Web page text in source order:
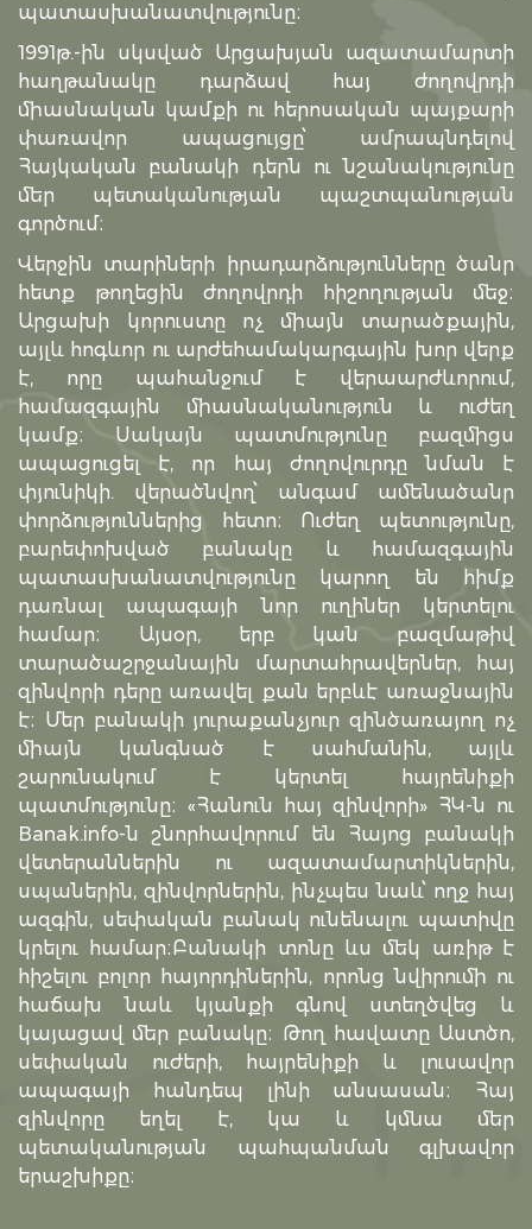
պատասխանատվությունը։
1991թ.-ին սկսված Արցախյան ազատամարտի
հաղթանակը դարձավ հայ ժողովրդի
միասնական կամքի ու հերոսական պայքարի
փառավոր ապացույցը՝ ամրապնդելով
Հայկական բանակի դերն ու նշանակությունը
մեր պետականության պաշտպանության
գործում։
Վերջին տարիների իրադարձությունները ծանր
հետք թողեցին ժողովրդի հիշողության մեջ։
Արցախի կորուստը ոչ միայն տարածքային,
այլև հոգևոր ու արժեհամակարգային խոր վերք
է, որը պահանջում է վերաարժևորում,
համազգային միասնականություն և ուժեղ
կամք։ Սակայն պատմությունը բազմիցս
ապացուցել է, որ հայ ժողովուրդը նման է
փյունիկի. վերածնվող՝ անգամ ամենածանր
փորձություններից հետո։ Ուժեղ պետությունը,
բարեփոխված բանակը և համազգային
պատասխանատվությունը կարող են հիմք
դառնալ ապագայի նոր ուղիներ կերտելու
համար։ Այսօր, երբ կան բազմաթիվ
տարածաշրջանային մարտահրավերներ, հայ
զինվորի դերը առավել քան երբևէ առաջնային
է։ Մեր բանակի յուրաքանչյուր զինծառայող ոչ
միայն կանգնած է սահմանին, այլև
շարունակում է կերտել հայրենիքի
պատմությունը։ «Հանուն հայ զինվորի» ՀԿ-ն ու
Banak.info-ն շնորհավորում են Հայոց բանակի
վետերաններին ու ազատամարտիկներին,
սպաներին, զինվորներին, ինչպես նաև՝ ողջ հայ
ազգին, սեփական բանակ ունենալու պատիվը
կրելու համար։Բանակի տոնը ևս մեկ առիթ է
հիշելու բոլոր հայորդիներին, որոնց նվիրումի ու
հաճախ նաև կյանքի գնով ստեղծվեց և
կայացավ մեր բանակը։ Թող հավատը Աստծո,
սեփական ուժերի, հայրենիքի և լուսավոր
ապագայի հանդեպ լինի անսասան։ Հայ
զինվորը եղել է, կա և կմնա մեր
պետականության պահպանման գլխավոր
երաշխիքը։